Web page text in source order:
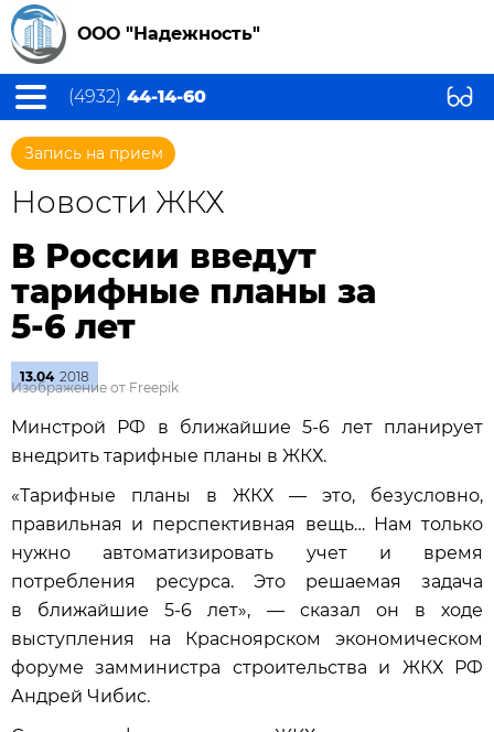
ООО "Надежность"
(4932) 44-14-60
Запись на прием
Новости ЖКХ
В России введут
тарифные планы за
5-6 лет
13.04 2018
Изображение от Freepik
Минстрой РФ в ближайшие 5-6 лет планирует
внедрить тарифные планы в ЖКХ.
«Тарифные планы в ЖКХ — это, безусловно,
правильная и перспективная вещь… Нам только
нужно автоматизировать учет и время
потребления ресурса. Это решаемая задача
в ближайшие 5-6 лет», — сказал он в ходе
выступления на Красноярском экономическом
форуме замминистра строительства и ЖКХ РФ
Андрей Чибис.